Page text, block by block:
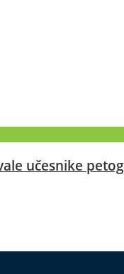
učesnike